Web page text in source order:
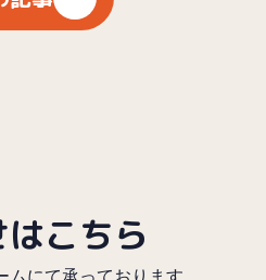
こちら
にて承っております。